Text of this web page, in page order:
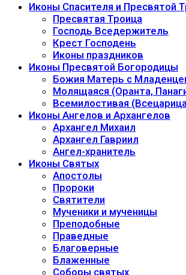
Иконы Спасителя и Пресвятой
Пресвятая Троица
Господь Вседержитель
Крест Господень
Иконы праздников
Иконы Пресвятой Богородицы
Божия Матерь с
Молящаяся (Оранта,
Всемилостивая
Иконы Ангелов и Архангелов
Архангел Михаил
Архангел Гавриил
Ангел-хранитель
Иконы Святых
Апостолы
Пророки
Святители
Мученики и мученицы
Преподобные
Праведные
Благоверные
Блаженные
Соборы святых